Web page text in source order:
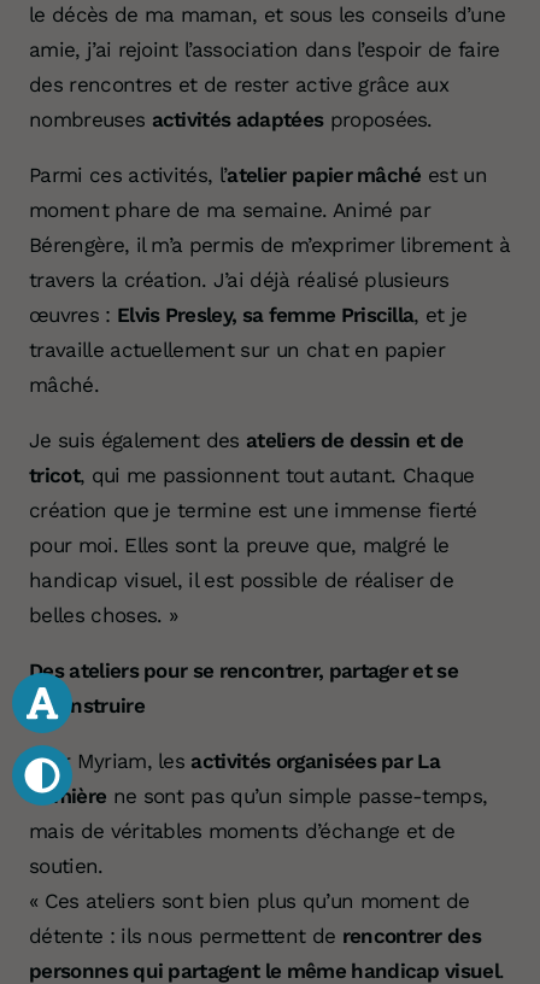
Votre don :
le décès de ma maman, et sous les conseils d’une
amie, j’ai rejoint l’association dans l’espoir de faire
des rencontres et de rester active grâce aux
nombreuses activités adaptéesproposées.
Parmi ces activités, l’atelier papier mâché est un
moment phare de ma semaine. Animé par
Bérengère, il m’a permis de m’exprimer librement à
travers la création. J’ai déjà réalisé plusieurs
œuvres : Elvis Presley, sa femme Priscilla, et je
travaille actuellement sur un chat en papier
mâché.
Je suis également des ateliers de dessin et de
tricot, qui me passionnent tout autant. Chaque
création que je termine est une immense fierté
pour moi. Elles sont la preuve que, malgré le
handicap visuel, il est possible de réaliser de
belles choses. »
Des ateliers pour se rencontrer, partager et se
reconstruire
Pour Myriam, les activités organisées par La
Lumière ne sont pas qu’un simple passe-temps,
mais de véritables moments d’échange et de
soutien.
« Ces ateliers sont bien plus qu’un moment de
détente : ils nous permettent de rencontrer des
personnes qui partagent le même handicap visuel.